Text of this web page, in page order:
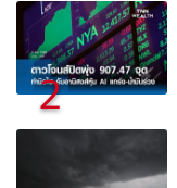
2